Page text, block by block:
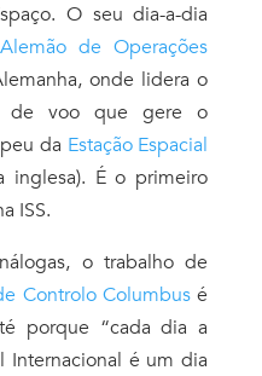
O seu dia-a-dia
de Operações
onde lidera o
de voo que gere o
da Estação Espacial
inglesa). É o primeiro
ISS.
o trabalho de
Controlo Columbusé
porque “cada dia a
Internacional é um dia